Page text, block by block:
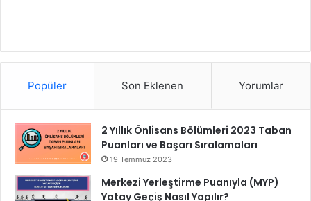
Popüler Son Eklenen Yorumlar
2 Yıllık Önlisans Bölümleri 2023 Taban
Puanları ve Başarı Sıralamaları
19 Temmuz 2023
Merkezi Yerleştirme Puanıyla (MYP)
Yatay Geçiş Nasıl Yapılır?